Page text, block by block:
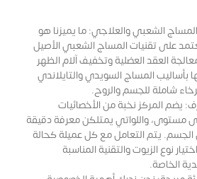
الشعبي والعلاجي: ما يميزنا هو
على تقنيات المساج الشعبي الأصيل
العقد العضلية وتخفيف آلام الظهر
بأساليب المساج السويدي والتايلاندي
شاملة للجسم والروح.
يضم المركز نخبة من الأخصائيات
مستوى، واللواتي يمتلكن معرفة دقيقة
يتم التعامل مع كل عميلة كحالة
نوع الزيوت والتقنية المناسبة
الخاصة.